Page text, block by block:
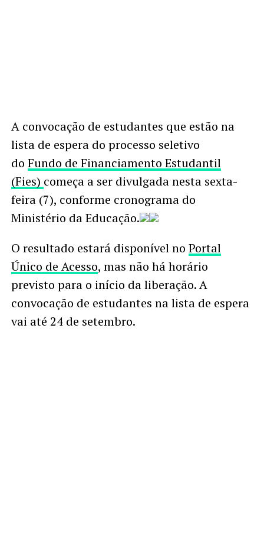
A convocação de estudantes que estão na
lista de espera do processo seletivo
do Fundo de Financiamento Estudantil
(Fies) começa a ser divulgada nesta sexta-
feira (7), conforme cronograma do
Ministério da Educação.
O resultado estará disponível no Portal
Único de Acesso, mas não há horário
previsto para o início da liberação. A
convocação de estudantes na lista de espera
vai até 24 de setembro.